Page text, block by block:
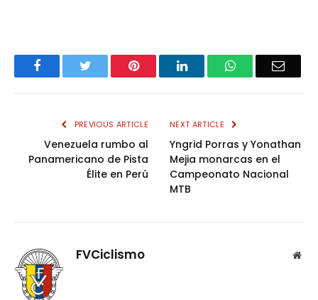
FacebookTwitter Pinterest LinkedInWhatsAppEmail
PREVIOUS ARTICLE
Venezuela rumbo al
Panamericano de Pista
Élite en Perú
NEXT ARTICLE
Yngrid Porras y Yonathan
Mejia monarcas en el
Campeonato Nacional
MTB
FVCiclismo